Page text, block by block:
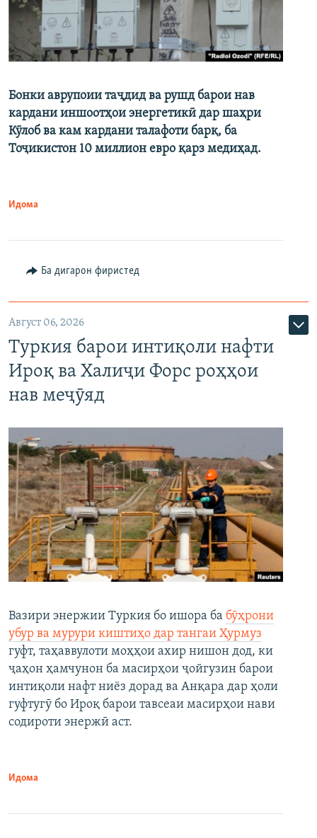
Бонки аврупоии таҷдид ва рушд барои нав
кардани иншоотҳои энергетикӣ дар шаҳри
Кӯлоб ва кам кардани талафоти барқ, ба
Тоҷикистон 10 миллион евро қарз медиҳад.
Идома
Ба дигарон фиристед
Август 06, 2026
Туркия барои интиқоли нафти
Ироқ ва Халиҷи Форс роҳҳои
нав меҷӯяд
Вазири энержии Туркия бо ишора ба бӯҳрони
убур ва мурури киштиҳо дар тангаи Ҳурмуз
гуфт, таҳаввулоти моҳҳои ахир нишон дод, ки
ҷаҳон ҳамчунон ба масирҳои ҷойгузин барои
интиқоли нафт ниёз дорад ва Анқара дар ҳоли
гуфтугӯ бо Ироқ барои тавсеаи масирҳои нави
содироти энержӣ аст.
Идома